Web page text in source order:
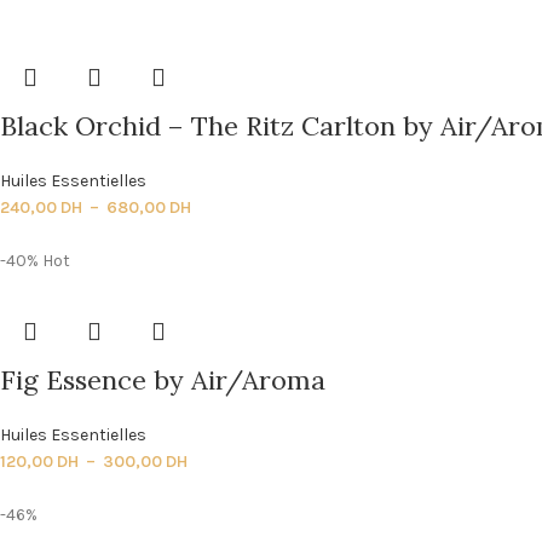
Black Orchid – The Ritz Carlton by Air/
Huiles Essentielles
240,00 DH – 680,00 DH
-40% Hot
Fig Essence by Air/Aroma
Huiles Essentielles
120,00 DH – 300,00 DH
-46%